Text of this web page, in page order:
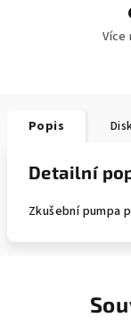
Více
Popis
Detailní
Zkušební pumpa